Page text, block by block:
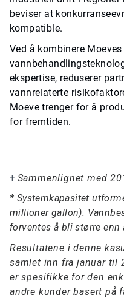
beviser at
kompatible.
Ved å kombinere
ekspertise, reduserer
vannrelaterte
Moeve trenger for å
for fremtiden.
† Sammenlignet med
* Systemkapasitet
millioner gallon).
forventes å bli større enn
Resultatene i denne
samlet inn fra januar til
er spesifikke for den
andre kunder basert på